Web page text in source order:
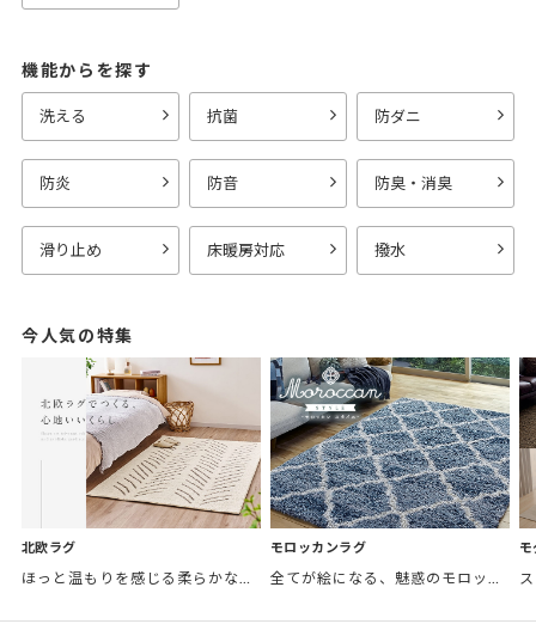
機能からを探す
洗える 抗菌 防ダニ
防炎 防音 防臭・消臭
滑り止め 床暖房対応 撥水
今人気の特集
北欧ラグ モロッカンラグ